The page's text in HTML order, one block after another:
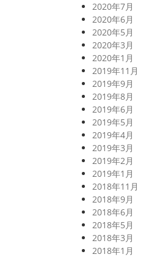
2020年7月
2020年6月
2020年5月
2020年3月
2020年1月
2019年11月
2019年9月
2019年8月
2019年6月
2019年5月
2019年4月
2019年3月
2019年2月
2019年1月
2018年11月
2018年9月
2018年6月
2018年5月
2018年3月
2018年1月